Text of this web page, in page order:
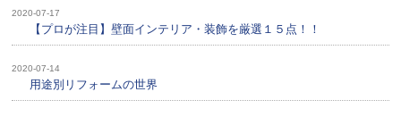
2020-07-17
【プロが注目】壁面インテリア・装飾を厳選１５点！！
2020-07-14
用途別リフォームの世界